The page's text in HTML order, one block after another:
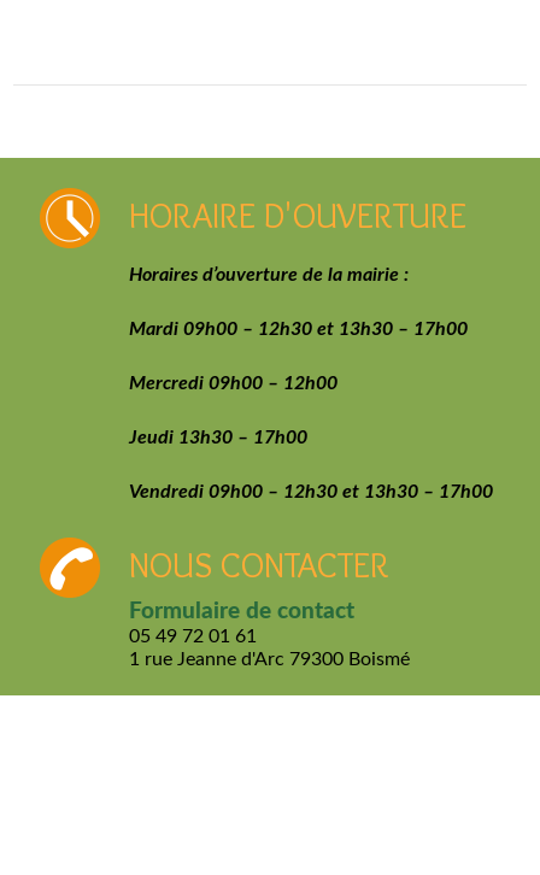
HORAIRE D'OUVERTURE
Horaires d’ouverture de la mairie :
Mardi 09h00 – 12h30 et 13h30 – 17h00
Mercredi 09h00 – 12h00
Jeudi 13h30 – 17h00
Vendredi 09h00 – 12h30 et 13h30 – 17h00
NOUS CONTACTER
Formulaire de contact
05 49 72 01 61
1 rue Jeanne d'Arc 79300 Boismé